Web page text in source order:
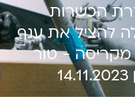
הכשרות
להציל את ענף
מקריסה - טור